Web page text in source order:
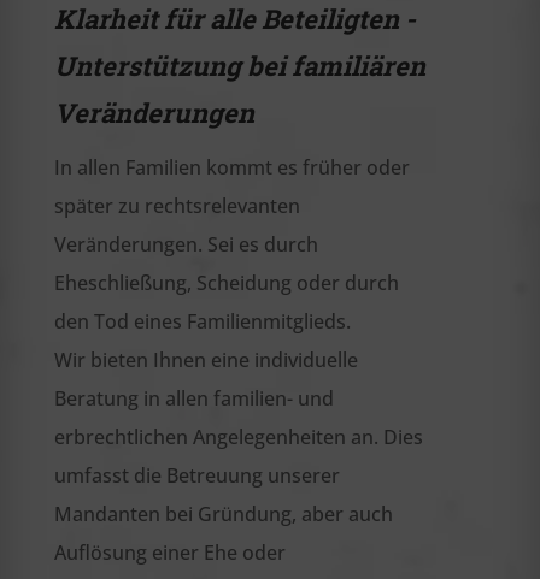
Klarheit für alle Beteiligten -
Unterstützung bei familiären
Veränderungen
In allen Familien kommt es früher oder
später zu rechtsrelevanten
Veränderungen. Sei es durch
Eheschließung, Scheidung oder durch
den Tod eines Familienmitglieds.
Wir bieten Ihnen eine individuelle
Beratung in allen familien- und
erbrechtlichen Angelegenheiten an. Dies
umfasst die Betreuung unserer
Mandanten bei Gründung, aber auch
Auflösung einer Ehe oder